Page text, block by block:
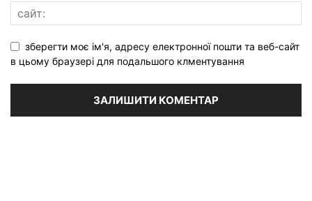
зберегти моє ім'я, адресу електронної пошти та веб-сайт
в цьому браузері для подальшого клментування